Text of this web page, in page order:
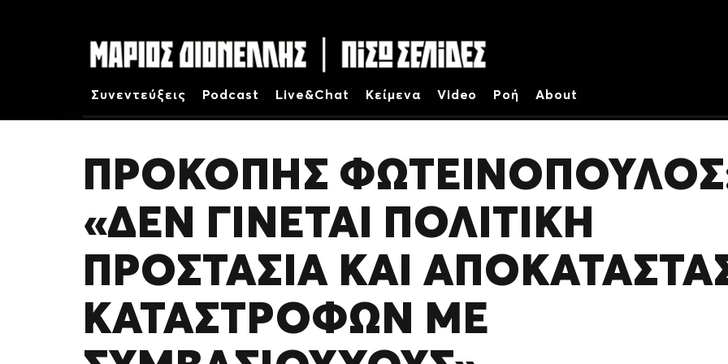
Συνεντεύξεις Podcast Live&Chat Κείμενα Video Ροή About
ΠΡΟΚΌΠΗΣ
«ΔΕΝ ΓΊΝΕΤΑΙ ΠΟΛΙΤΙΚΉ
ΠΡΟΣΤΑΣΊΑ ΚΑΙ
ΚΑΤΑΣΤΡΟΦΏΝ ΜΕ